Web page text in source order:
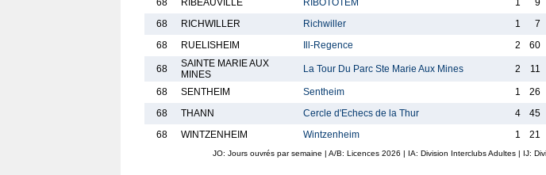
68
RIBEAUVILLE RIBOTOTEM 1 9
68
RICHWILLER Richwiller 1 7
68
RUELISHEIM Ill-Regence 2 60
68
SAINTE MARIE AUX
MINES
La Tour Du Parc Ste Marie Aux Mines 2 11
68 SENTHEIM Sentheim 1 26
68
THANN Cercle d'Echecs de la Thur 4 45
68
WINTZENHEIM Wintzenheim 1 21
JO: Jours ouvrés par semaine | A/B: Licences 2026 | IA: Division Interclubs Adultes | IJ: